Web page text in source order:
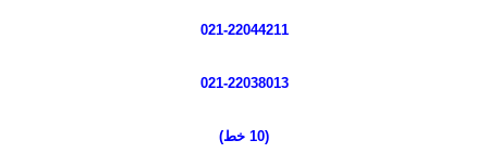
021-22044211
021-22038013
(10 خط )